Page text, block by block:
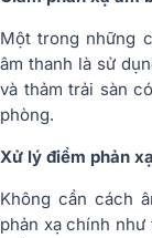
Một trong những
âm thanh là sử
và thảm trải sàn
phòng.
Xử lý điểm phản
Không cần cách
phản xạ chính